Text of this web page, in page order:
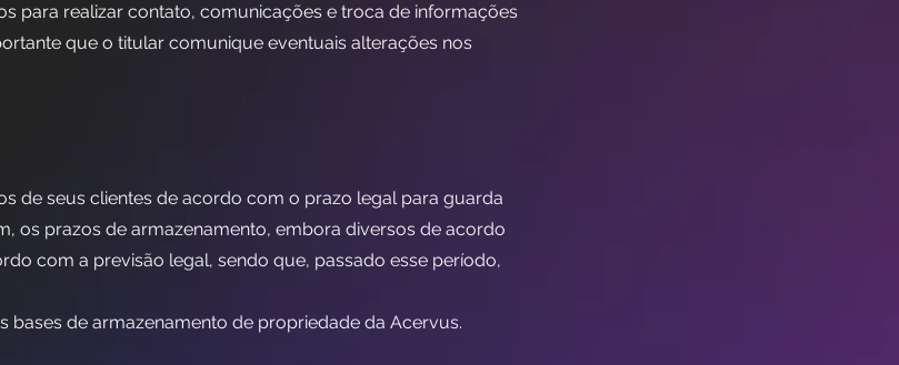
para realizar contato, comunicações e troca de informações
que o titular comunique eventuais alterações nos
de seus clientes de acordo com o prazo legal para guarda
os prazos de armazenamento, embora diversos de acordo
com a previsão legal, sendo que, passado esse período,
de armazenamento de propriedade da Acervus.